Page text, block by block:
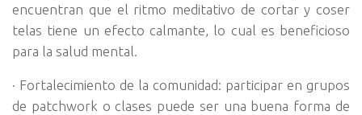
encuentran que el ritmo meditativo de cortar y coser
telas tiene un efecto calmante, lo cual es beneficioso
para la salud mental.
· Fortalecimiento de la comunidad: participar en grupos
de patchwork o clases puede ser una buena forma de